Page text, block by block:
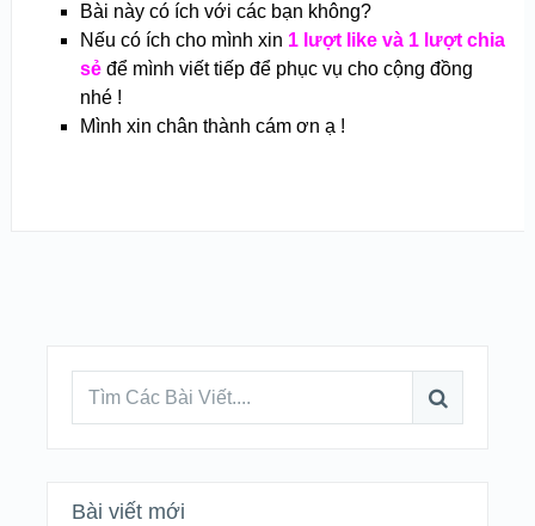
Bài này có ích với các bạn không?
Nếu có ích cho mình xin 1 lượt like và 1 lượt chia
sẻđể mình viết tiếp để phục vụ cho cộng đồng
nhé !
Mình xin chân thành cám ơn ạ !
Bài viết mới